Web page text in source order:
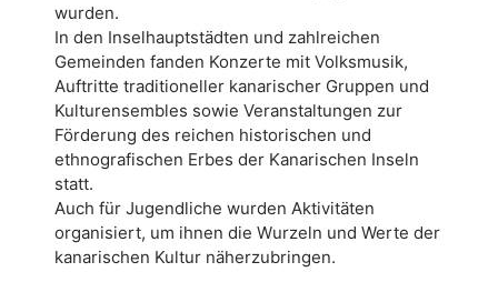
wurden.
In den Inselhauptstädten und zahlreichen
Gemeinden fanden Konzerte mit Volksmusik,
Auftritte traditioneller kanarischer Gruppen und
Kulturensembles sowie Veranstaltungen zur
Förderung des reichen historischen und
ethnografischen Erbes der Kanarischen Inseln
statt.
Auch für Jugendliche wurden Aktivitäten
organisiert, um ihnen die Wurzeln und Werte der
kanarischen Kultur näherzubringen.